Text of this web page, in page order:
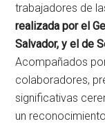
trabajadores de
realizada por el
Salvador, y el de
Acompañados
colaboradores,
significativas
un